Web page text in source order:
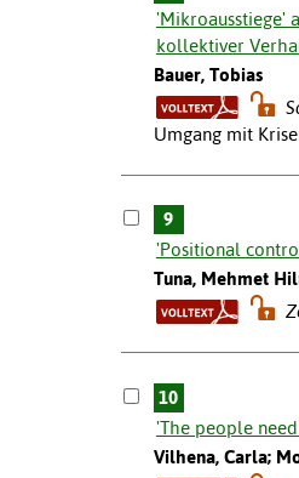
'Mikroausstiege'
kollektiver
Bauer, Tobias
Umgang mit
9
'Positional
Tuna, Mehmet
10
'The people
Vilhena, Carla;